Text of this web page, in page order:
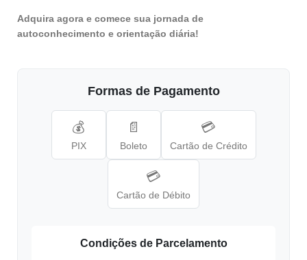
Adquira agora e comece sua jornada de
autoconhecimento e orientação diária!
Formas de Pagamento
💰
PIX
📄
Boleto
💳
Cartão de Crédito
💳
Cartão de Débito
Condições de Parcelamento